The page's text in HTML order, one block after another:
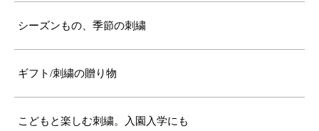
シーズンもの、季節の刺繍
ギフト/刺繍の贈り物
こどもと楽しむ刺繍。入園入学にも